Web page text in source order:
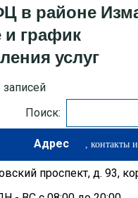
в районе
и график
услуг
записей
Поиск:
Адрес
проспект, д. 93,